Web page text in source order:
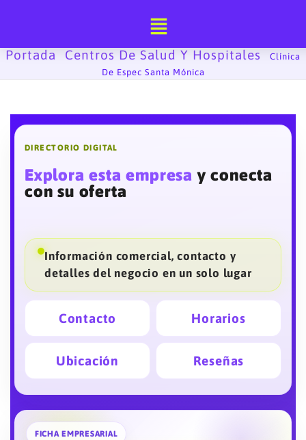
contenido
Portada Centros De Salud Y Hospitales
Clínica
De Espec Santa Mónica
DIRECTORIO DIGITAL
Explora esta empresa y conecta
con su oferta
Información comercial, contacto y
detalles del negocio en un solo lugar
Contacto Horarios
Ubicación Reseñas
FICHA EMPRESARIAL